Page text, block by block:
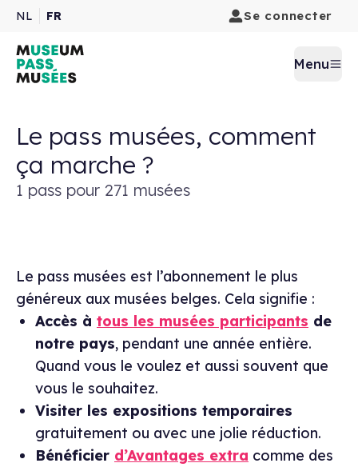
NL FR Se connecter
Menu
Le pass musées, comment
ça marche ?
1 pass pour 271 musées
Le pass musées est l’abonnement le plus
généreux aux musées belges. Cela signifie :
Accès à tous les musées participants de
notre pays, pendant une année entière.
Quand vous le voulez et aussi souvent que
vous le souhaitez.
Visiter les expositions temporaires
gratuitement ou avec une jolie réduction.
Bénéficier d’Avantages extra comme des